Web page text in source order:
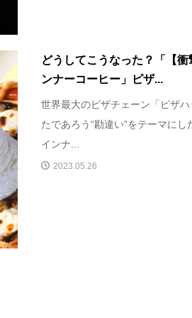
どうしてこうなった？「【
ンナーコーヒー」ピザ...
世界最大のピザチェーン「ピザ
たであろう“勘違い”をテーマに
インナ...
2023.05.26